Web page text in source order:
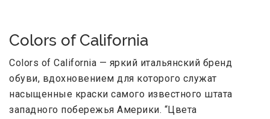
Colors of California
Colors of California — яркий итальянский бренд
обуви, вдохновением для которого служат
насыщенные краски самого известного штата
западного побережья Америки. “Цвета